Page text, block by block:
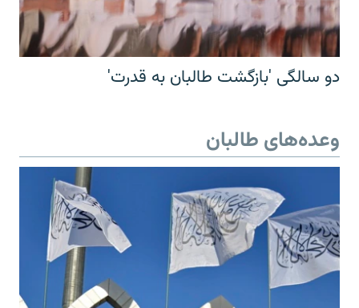
دو سالگی 'بازگشت طالبان به قدرت'
وعده‌های طالبان